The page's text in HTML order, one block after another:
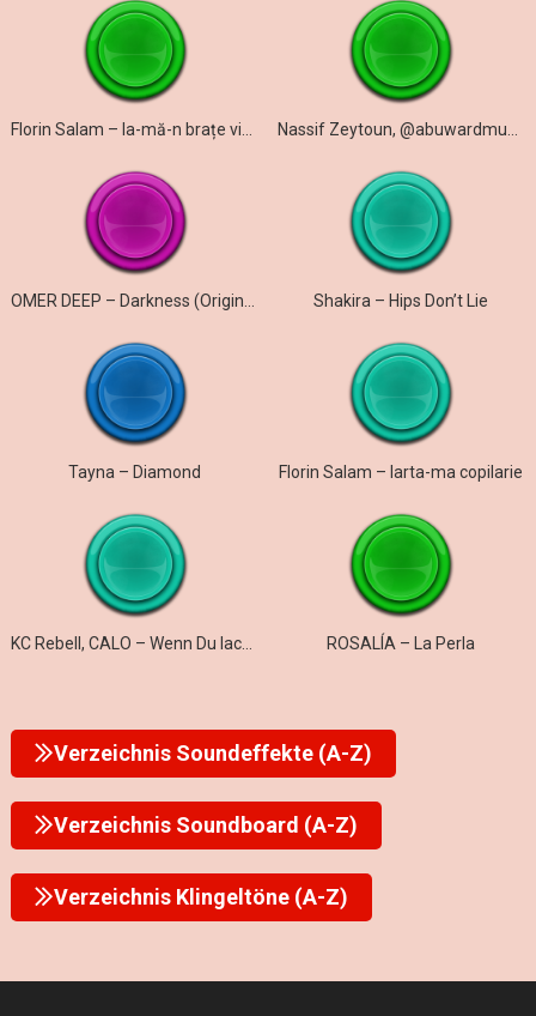
Shakira – Hips Don’t Lie
Tayna – Diamond Florin Salam – Iarta-ma copilarie
KC Rebell, CALO – Wenn Du lachst ROSALÍA – La Perla
Verzeichnis Soundeffekte (A-Z)
Verzeichnis Soundboard (A-Z)
Verzeichnis Klingeltöne (A-Z)